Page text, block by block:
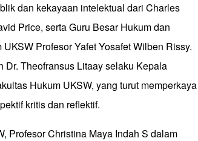
dan kekayaan intelektual dari Charles
Price, serta Guru Besar Hukum dan
Profesor Yafet Yosafet Wilben Rissy.
Theofransus Litaay selaku Kepala
Hukum UKSW, yang turut memperkaya
kritis dan reflektif.
Profesor Christina Maya Indah S dalam